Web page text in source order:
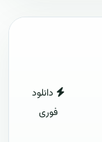
دانلود
فوری